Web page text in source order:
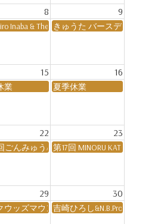
8 9
Inaba & The Bluegrass Buddies BANJOTIME
きゅうた バースデーライブ
15 16
業 夏季休業
22 23
ールーム
ごんみゅうABILENE企画～高山流水～
第17回 MINORU KATO
29 30
ウッズマウンテニアーズ 芝田光雄 生
吉崎ひろし&N.B.Project